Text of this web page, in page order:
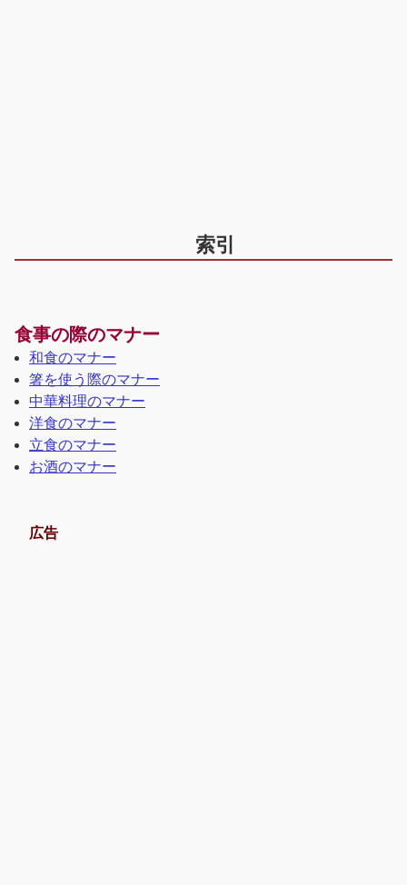
索引
食事の際のマナー
和食のマナー
箸を使う際のマナー
中華料理のマナー
洋食のマナー
立食のマナー
お酒のマナー
広告